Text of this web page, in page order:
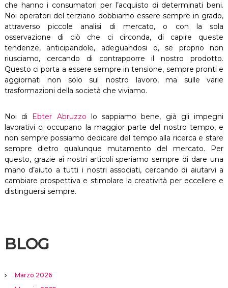
che hanno i consumatori per l’acquisto di determinati beni.
Noi operatori del terziario dobbiamo essere sempre in grado,
attraverso piccole analisi di mercato, o con la sola
osservazione di ciò che ci circonda, di capire queste
tendenze, anticipandole, adeguandosi o, se proprio non
riusciamo, cercando di contrapporre il nostro prodotto.
Questo ci porta a essere sempre in tensione, sempre pronti e
aggiornati non solo sul nostro lavoro, ma sulle varie
trasformazioni della società che viviamo.
Noi di Ebter Abruzzo lo sappiamo bene, già gli impegni
lavorativi ci occupano la maggior parte del nostro tempo, e
non sempre possiamo dedicare del tempo alla ricerca e stare
sempre dietro qualunque mutamento del mercato. Per
questo, grazie ai nostri articoli speriamo sempre di dare una
mano d’aiuto a tutti i nostri associati, cercando di aiutarvi a
cambiare prospettiva e stimolare la creatività per eccellere e
distinguersi sempre.
BLOG
Marzo 2026